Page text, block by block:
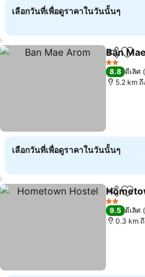
เลือกวันที่เพื่อดูราคาในวันนั้นๆ
แชร์ เพิ่ม
Ban
2 ดาว
8.8 ดีเลิศ
5.2 km ถึ
เลือกวันที่เพื่อดูราคาในวันนั้นๆ
แชร์ เพิ่ม
2 ดาว
9.5 ดีเลิศ
0.3 km ถึ